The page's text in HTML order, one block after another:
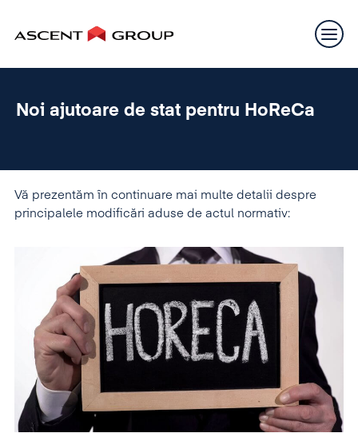
Noi ajutoare de stat pentru HoReCa
Vă prezentăm în continuare mai multe detalii despre
principalele modificări aduse de actul normativ: